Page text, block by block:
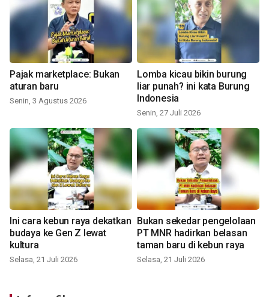
Pajak marketplace: Bukan
aturan baru
Senin, 3 Agustus 2026
Lomba kicau bikin burung
liar punah? ini kata Burung
Indonesia
Senin, 27 Juli 2026
Ini cara kebun raya dekatkan
budaya ke Gen Z lewat
kultura
Selasa, 21 Juli 2026
Bukan sekedar pengelolaan
PT MNR hadirkan belasan
taman baru di kebun raya
Selasa, 21 Juli 2026